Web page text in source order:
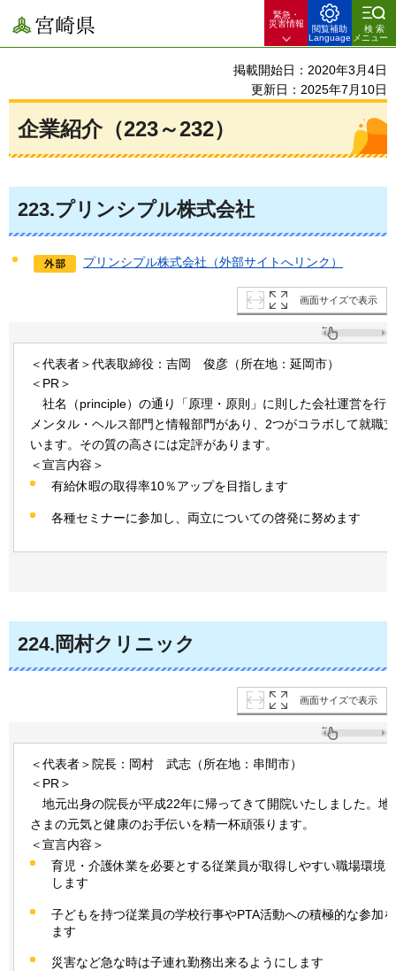
宮崎県
緊急・
災害情報
閲覧補助
Language
検索
メニュー
掲載開始日：2020年3月4日
更新日：2025年7月10日
企業紹介（223～232）
223.プリンシプル株式会社
プリンシプル株式会社（外部サイトへリンク）
画面サイズで表示
＜代表者＞代表取締役：吉岡 俊彦（所在地：延岡市）
＜PR＞
社名（principle）の通り「原理・原則」に則した会社運営を行
メンタル・ヘルス部門と情報部門があり、2つがコラボして就職
います。その質の高さには定評があります。
＜宣言内容＞
有給休暇の取得率10％アップを目指します
各種セミナーに参加し、両立についての啓発に努めます
224.岡村クリニック
画面サイズで表示
＜代表者＞院長：岡村 武志（所在地：串間市）
＜PR＞
地元出身の院長が平成22年に帰ってきて開院いたしました。地
さまの元気と健康のお手伝いを精一杯頑張ります。
＜宣言内容＞
育児・介護休業を必要とする従業員が取得しやすい職場環境
します
子どもを持つ従業員の学校行事やPTA活動への積極的な参加
ます
災害など急な時は子連れ勤務出来るようにします